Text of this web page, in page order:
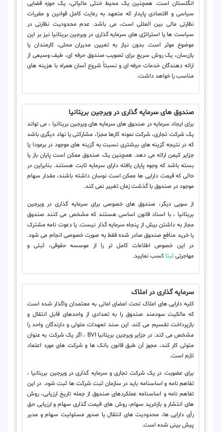
انگلستان است. همچنین یک محیط خنثی مالیاتی، یک حوزه قضایی
سیاسی و اقتصادی پایدار که متعهد به رعایت کامل قوانین و مقررات
نظارتی مالی بین المللی است، می باشد. عدم محدودیت نظارتی در
سیاست ها یا استراتژی های سرمایه گذاری در ویرجین بریتانیا نیز بر این
موضوع موثر است. بدون نیاز به تعیین مدیران محلی، کارمندان یا
بازرسان، یک روش سریع برای تصویب صندوق حرفه ای، طیف وسیعی از
ارائه دهندگان خدمات حرفه ای و نسبتاً شروع آسان همراه با هزینه های
مناسب را خواهد داشت.
صندوق های سرمایه گذاری در ویرجین بریتانیا
برای ایجاد سرمایه در صندوق های سرمایه های ویرجین بریتانیا ، می تواند
یک شرکت تجاری، شرکت نمونه کارها مجزا، مشارکتی یا نهاد دیگری باشد
که در نتیجه گزینه های بیشتری نسبت به گزینه های موجود در برمودا یا
جزایر کیمن ارائه می دهد. همچنین یک صندوق ممکن است پایان باز یا
بسته باشد که وجوه پایان یافته دارای سرمایه ثابت هستند. بنابراین در
حالی که قیمت دارایی ها ممکن است نوسان داشته باشند، مقدار سهام
موجود در صندوق با گذشت زمان تغییر نمی کند.
از سویی دیگر، صندوق های خصوصی برای سرمایه گذاری در ویرجین
بریتانیا ، با اسناد قانون اساسی هستند که مشخص می کنند صندوق
مجاز به داشتن بیش از پنجاه سرمایه گذار نیست. یا دعوت نامه مشترک
یا خرید منافع صندوق صادر شده فقط به صورت خصوصی انجام می شود.
در این خصوص اطلاعات کامل تر را از موسسه حقوقی، ثبتی و
مهاجرتیثبتا کسب نمایید.
سرمایه گذاری در املاک
کلیه دارایی های املاک تحت امضای امانی به معتمدان واگذار شده است
که مالکیت سودمند صندوق را به تعدادی از واحدهای قابل انتقال و
بازپرداخت تقسیم می کند. این سند تعهدات متولی و دارندگان واحد را
مشخص می کند. در جزایر ویرجین بریتانیا BVI ، اگر یک شرکت به عنوان
متولی کار کند، مجوز آن طبق قانون بانک ها و شرکت های مورد اعتماد
لازم است.
برای عضویت در یک شرکت تجاری و سرمایه گذاری در ویرجین بریتانیا ،
تفاهم نامه و اساسنامه باید در سازمان ثبت شرکت ها ثبت شود. در این
تفاهم نامه و اساسنامه عملکردهای صندوق از جمله تاریخ ارزیابی، روش
های انتشار و بازخرید سهام، روش های قیمت گذاری سهام و ارزیابی حق
رأی دارایی ها، محدودیت های انتقال یا صدور مسئولیت سهام و مدیر
پیش بینی شده است.